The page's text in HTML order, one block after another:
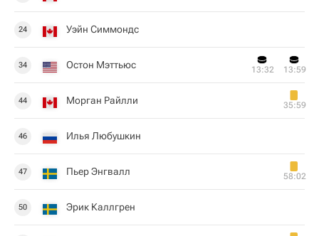
24 Уэйн Симмондс
34 Остон Мэттьюс 13:32 13:59
44 Морган Райлли 35:59
46 Илья Любушкин
47 Пьер Энгвалл 58:02
50 Эрик Каллгрен